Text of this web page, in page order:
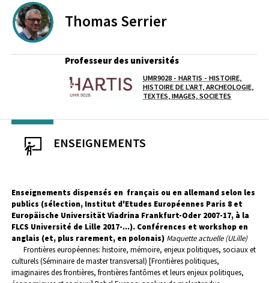
Thomas Serrier
Professeur des universités
Laboratoire / équipe
UMR9028 - HARTIS - HISTOIRE,
HISTOIRE DE L'ART, ARCHEOLOGIE,
TEXTES, IMAGES, SOCIETES
ENSEIGNEMENTS
Enseignements dispensés en français ou en allemand selon les
publics (sélection, Institut d'Etudes Européennes Paris 8 et
Europäische Universität Viadrina Frankfurt-Oder 2007-17, à la
FLCS Université de Lille 2017-...). Conférences et workshop en
anglais (et, plus rarement, en polonais) Maquette actuelle (ULille)
Frontières européennes: histoire, mémoire, enjeux politiques, sociaux et
culturels (Séminaire de master transversal) [Frontières politiques,
imaginaires des frontières, frontières fantômes et leurs enjeux politiques,